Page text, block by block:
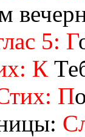
5: Г
К
П